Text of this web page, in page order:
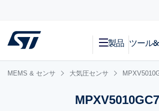
製品 ツール
MEMS & センサ 大気圧センサ
MPXV5010GC7